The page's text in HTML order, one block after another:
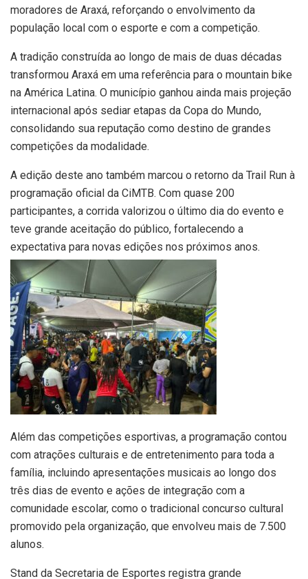
moradores de Araxá, reforçando o envolvimento da
população local com o esporte e com a competição.
A tradição construída ao longo de mais de duas décadas
transformou Araxá em uma referência para o mountain bike
na América Latina. O município ganhou ainda mais projeção
internacional após sediar etapas da Copa do Mundo,
consolidando sua reputação como destino de grandes
competições da modalidade.
A edição deste ano também marcou o retorno da Trail Run à
programação oficial da CiMTB. Com quase 200
participantes, a corrida valorizou o último dia do evento e
teve grande aceitação do público, fortalecendo a
expectativa para novas edições nos próximos anos.
Além das competições esportivas, a programação contou
com atrações culturais e de entretenimento para toda a
família, incluindo apresentações musicais ao longo dos
três dias de evento e ações de integração com a
comunidade escolar, como o tradicional concurso cultural
promovido pela organização, que envolveu mais de 7.500
alunos.
Stand da Secretaria de Esportes registra grande